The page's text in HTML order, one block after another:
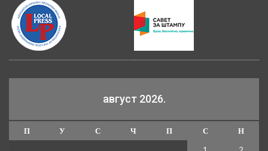
август 2026.
П У С Ч П С
Н